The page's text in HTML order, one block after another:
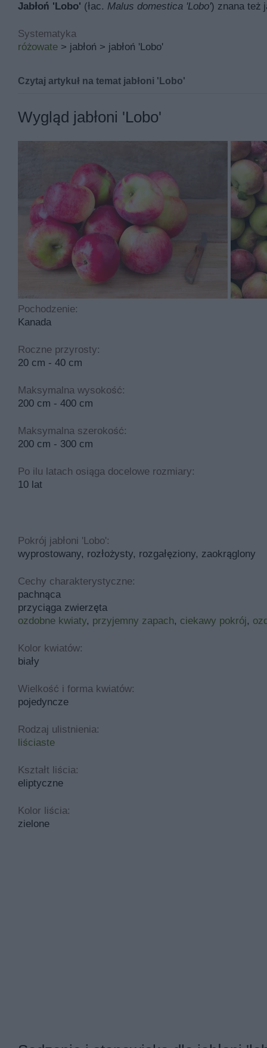
Jabłoń 'Lobo' (łac. Malus domestica 'Lobo') znana też
Systematyka
różowate > jabłoń > jabłoń 'Lobo'
Czytaj artykuł na temat jabłoni 'Lobo'
Jabłoń 'Lobo' znana pod łacińską nazwą
Jej miejsce pochodzenia to Kanada, a w polskich
Podstawowymi walorami jabłoni 'lobo' są ozdobne
pokarm dla owadów i jadalne owoce. Jabłoń lobo jest
Jabłoń lobo rośnie rocznie od 20 do 40 cm i po 10
wyprostowany, rozłożysty, rozgałęziony i zaokrąglony.
Jabłoń lobo ma kwiaty w kolorach takich jak biały
Jabłoń lobo to roślina, którą sadzimy w marcu i
Idealny odczyn gleby to obojętny lub lekko kwaśny.
Najczęściej spotykane choroby dotykające tą roślinę
Wygląd jabłoni 'Lobo'
Pochodzenie:
Kanada
Roczne przyrosty:
20 cm - 40 cm
Maksymalna wysokość:
200 cm - 400 cm
Maksymalna szerokość:
200 cm - 300 cm
Po ilu latach osiąga docelowe rozmiary:
10 lat
Pokrój jabłoni 'Lobo':
wyprostowany, rozłożysty, rozgałęziony, zaokrąglony
Cechy charakterystyczne:
pachnąca
przyciąga zwierzęta
ozdobne kwiaty, przyjemny zapach, ciekawy pokrój,
Kolor kwiatów:
biały
Wielkość i forma kwiatów:
pojedyncze
Rodzaj ulistnienia:
liściaste
Kształt liścia:
eliptyczne
Kolor liścia:
zielone